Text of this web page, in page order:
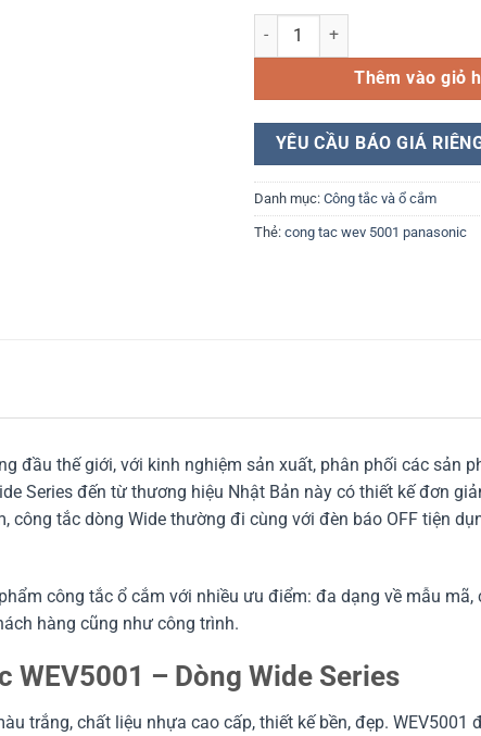
Công tắc WEV5001-Panasonic
Thêm vào giỏ
YÊU CẦU BÁO GIÁ
Danh mục: Công tắc và ổ cắm
Thẻ: cong tac wev 5001 panasonic
đầu thế giới, với kinh nghiệm sản xuất, phân phối các sản
Series đến từ thương hiệu Nhật Bản này có thiết kế đơn
công tắc dòng Wide thường đi cùng với đèn báo OFF tiện
công tắc ổ cắm với nhiều ưu điểm: đa dạng về mẫu
hàng cũng như công trình.
WEV5001 – Dòng Wide Series
trắng, chất liệu nhựa cao cấp, thiết kế bền, đẹp. WEV5001